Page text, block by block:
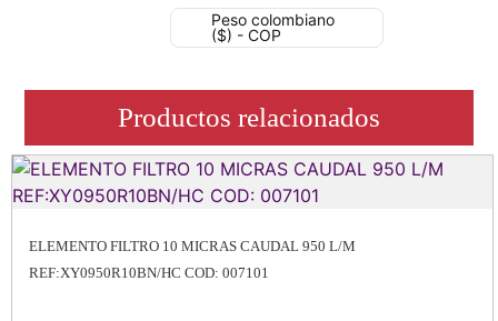
Peso colombiano
($) - COP
Productos relacionados
ELEMENTO FILTRO 10 MICRAS CAUDAL 950 L/M
REF:XY0950R10BN/HC COD: 007101